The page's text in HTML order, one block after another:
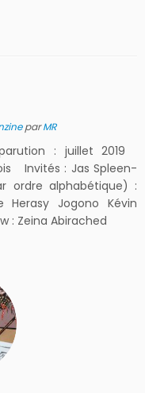
parMR
: juillet 2019
Invités : Jas Spleen-
ordre alphabétique) :
Herasy Jogono Kévin
: Zeina Abirached